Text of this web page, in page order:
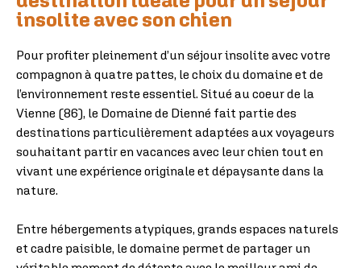
insolite avec son chien
Pour profiter pleinement d’un séjour insolite avec votre
compagnon à quatre pattes, le choix du domaine et de
l’environnement reste essentiel. Situé au coeur de la
Vienne (86), le Domaine de Dienné fait partie des
destinations particulièrement adaptées aux voyageurs
souhaitant partir en vacances avec leur chien tout en
vivant une expérience originale et dépaysante dans la
nature.
Entre hébergements atypiques, grands espaces naturels
et cadre paisible, le domaine permet de partager un